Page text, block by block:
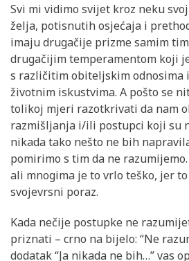
Svi mi vidimo svijet kroz neku
želja, potisnutih osjećaja i
imaju drugačije prizme samim
drugačijim temperamentom koji
s različitim obiteljskim odnosima
životnim iskustvima. A pošto se
tolikoj mjeri razotkrivati da nam
razmišljanja i/ili postupci koji su
nikada tako nešto ne bih
pomirimo s tim da ne
ali mnogima je to vrlo teško, jer
svojevrsni poraz.
Kada nečije postupke ne
priznati – crno na bijelo: “Ne
dodatak “Ja nikada ne bih…” vas